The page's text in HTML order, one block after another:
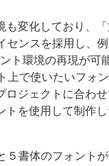
変化しており、
ンスを採用し、
ト環境の再現が可
で使いたいフォ
ジェクトに合わ
を使用して制作
５書体のフォント